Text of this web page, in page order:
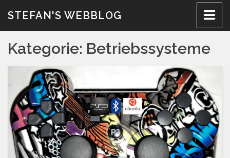
InhaltSTEFAN'S WEBBLOG
Kategorie: Betriebssysteme